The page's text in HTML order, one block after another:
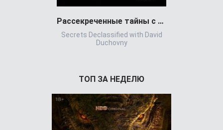
Рассекреченные тайны с Дэвидом Духовны
Secrets Declassified with David
Duchovny
ТОП ЗА НЕДЕЛЮ